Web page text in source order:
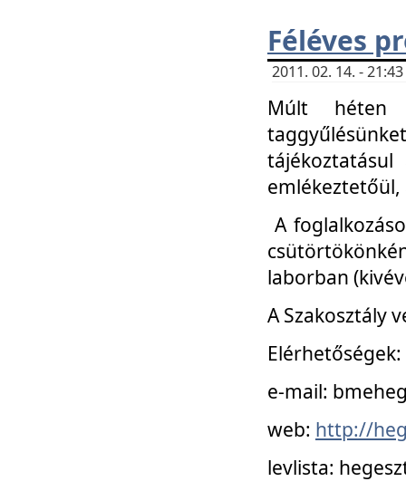
Féléves
2011. 02. 14. -
Múlt héten
emlékeztetőül,
A
laborban
A Szakosztály
Elérhetőségek:
e-mail:
web: http://
levlista: